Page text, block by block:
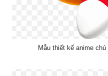
Mẫu thiết kế anime